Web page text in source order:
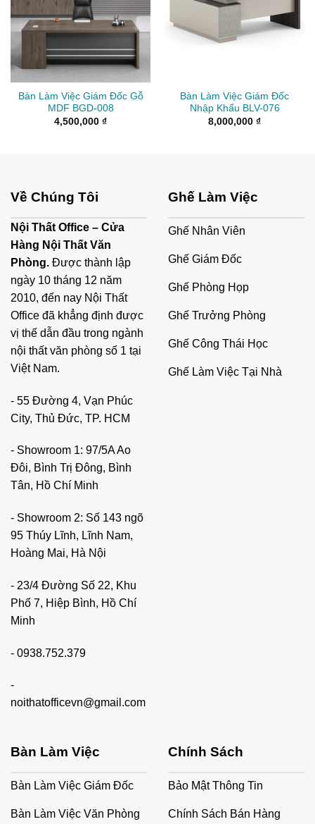
Bàn Làm Việc Giám Đốc Gỗ
MDF BGD-008
4,500,000 ₫
Bàn Làm Việc Giám Đốc
Nhập Khẩu BLV-076
8,000,000 ₫
Về Chúng Tôi
Nội Thất Office – Cửa
Hàng Nội Thất Văn
Phòng. Được thành lập
ngày 10 tháng 12 năm
2010, đến nay Nội Thất
Office đã khẳng định được
vị thế dẫn đầu trong ngành
nội thất văn phòng số 1 tại
Việt Nam.
- 55 Đường 4, Vạn Phúc
City, Thủ Đức, TP. HCM
- Showroom 1: 97/5A Ao
Đôi, Bình Trị Đông, Bình
Tân, Hồ Chí Minh
- Showroom 2: Số 143 ngõ
95 Thúy Lĩnh, Lĩnh Nam,
Hoàng Mai, Hà Nội
- 23/4 Đường Số 22, Khu
Phố 7, Hiệp Bình, Hồ Chí
Minh
- 0938.752.379
-
noithatofficevn@gmail.com
Ghế Làm Việc
Ghế Nhân Viên
Ghế Giám Đốc
Ghế Phòng Họp
Ghế Trưởng Phòng
Ghế Công Thái Học
Ghế Làm Việc Tại Nhà
Bàn Làm Việc
Bàn Làm Việc Giám Đốc
Bàn Làm Việc Văn Phòng
Chính Sách
Bảo Mật Thông Tin
Chính Sách Bán Hàng